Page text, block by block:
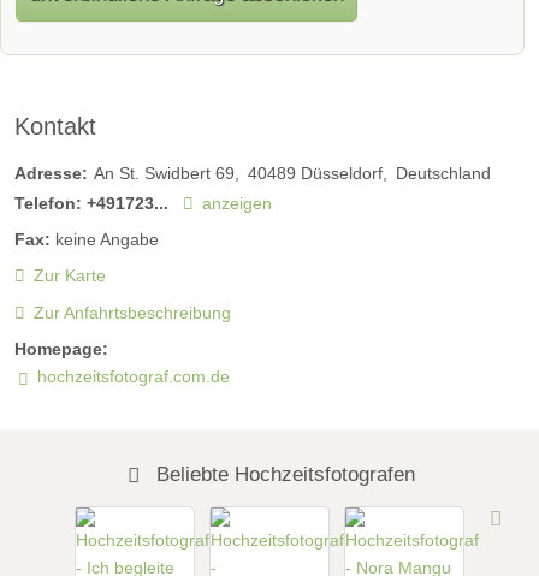
Kontakt
Adresse: An St. Swidbert 69 40489 Düsseldorf
Deutschland
Telefon: +491723...
anzeigen
Fax: keine Angabe
Zur Karte
Zur Anfahrtsbeschreibung
Homepage:
hochzeitsfotograf.com.de
Beliebte Hochzeitsfotografen